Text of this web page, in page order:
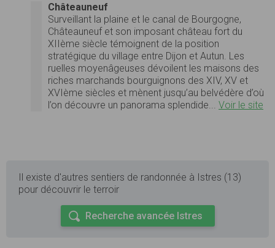
Châteauneuf
Surveillant la plaine et le canal de Bourgogne,
Châteauneuf et son imposant château fort du
XIIème siècle témoignent de la position
stratégique du village entre Dijon et Autun. Les
ruelles moyenâgeuses dévoilent les maisons des
riches marchands bourguignons des XIV, XV et
XVIème siècles et mènent jusqu’au belvédère d’où
l’on découvre un panorama splendide... Voir le site
Il existe d'autres sentiers de randonnée à Istres (13)
pour découvrir le terroir
Recherche avancée Istres